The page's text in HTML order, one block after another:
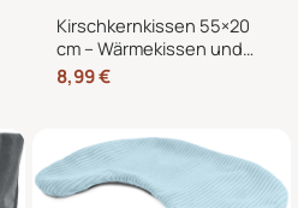
Kirschkernkissen 55×20
cm – Wärmekissen und
Kältekissen mit 100%
Kirschkernen, für
Nacken Rücken Bauch
8,99€